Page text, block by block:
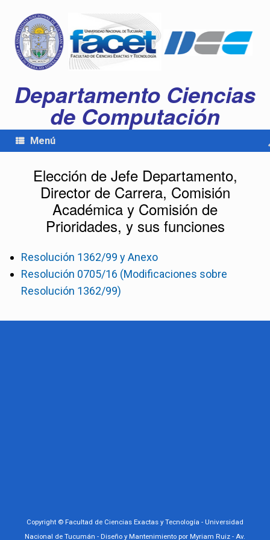
Departamento Ciencias
de Computación
Menú
Elección de Jefe Departamento,
Director de Carrera, Comisión
Académica y Comisión de
Prioridades, y sus funciones
Resolución 1362/99 y Anexo
Resolución 0705/16 (Modificaciones sobre
Resolución 1362/99)
Copyright © Facultad de Ciencias Exactas y Tecnología - Universidad
Nacional de Tucumán - Diseño y Mantenimiento por Myriam Ruiz - Av.